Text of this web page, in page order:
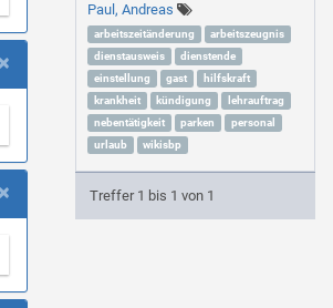
×
×
Paul, Andreas
arbeitszeitänderung
arbeitszeugnis
dienstausweis
dienstende
einstellung
gast
hilfskraft
krankheit
kündigung
lehrauftrag
nebentätigkeit
parken
personal
urlaub
wikisbp
Treffer 1 bis 1 von 1